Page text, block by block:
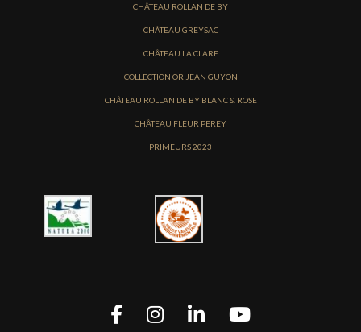
CHÂTEAU ROLLAN DE BY
CHÂTEAU GREYSAC
CHÂTEAU LA CLARE
COLLECTION OR JEAN GUYON
CHÂTEAU ROLLAN DE BY BLANC & ROSE
CHÂTEAU FLEUR PEREY
PRIMEURS 2023